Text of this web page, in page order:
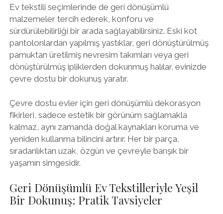
Ev tekstili seçimlerinde de geri dönüşümlü
malzemeler tercih ederek, konforu ve
sürdürülebilirliği bir arada sağlayabilirsiniz. Eski kot
pantolonlardan yapılmış yastıklar, geri dönüştürülmüş
pamuktan üretilmiş nevresim takımları veya geri
dönüştürülmüş ipliklerden dokunmuş halılar, evinizde
çevre dostu bir dokunuş yaratır.
Çevre dostu evler için geri dönüşümlü dekorasyon
fikirleri, sadece estetik bir görünüm sağlamakla
kalmaz, aynı zamanda doğal kaynakları koruma ve
yeniden kullanma bilincini artırır. Her bir parça,
sıradanlıktan uzak, özgün ve çevreyle barışık bir
yaşamın simgesidir.
Geri Dönüşümlü Ev Tekstilleriyle Yeşil
Bir Dokunuş: Pratik Tavsiyeler